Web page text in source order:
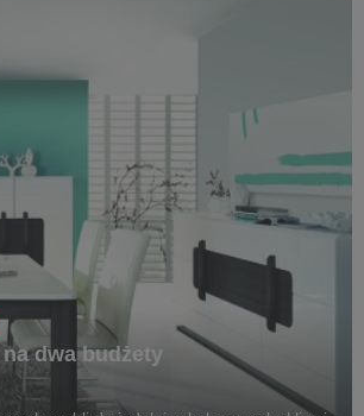
na dwa budżety